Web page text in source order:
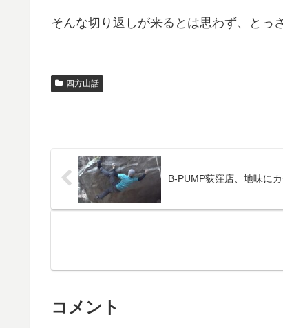
そんな切り返しが来るとは思わず、とっ
四方山話
B-PUMP荻窪店、地味に
コメント